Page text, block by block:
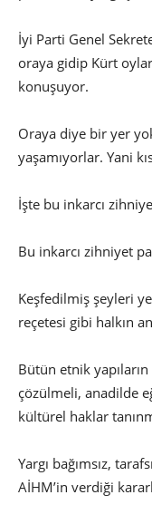
İyi Parti Genel
oraya gidip Kürt
konuşuyor.
Oraya diye bir yer
yaşamıyorlar. Yani
İşte bu inkarcı
Bu inkarcı zihniyet
Keşfedilmiş şeyleri
reçetesi gibi halkın
Bütün etnik
çözülmeli, anadilde
kültürel haklar
Yargı bağımsız,
AİHM’in verdiği